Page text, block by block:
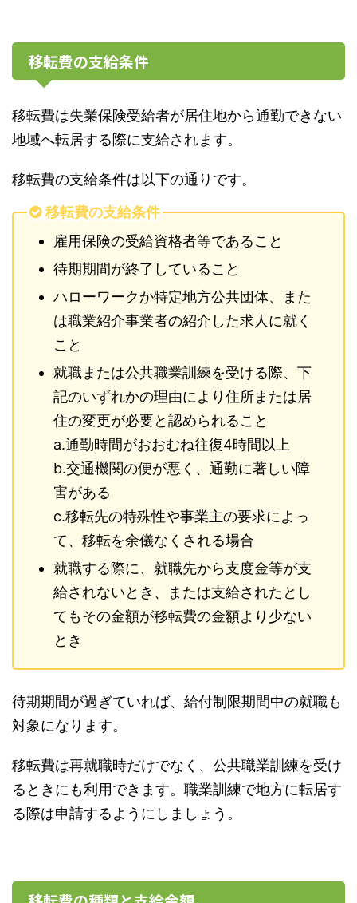
移転費の支給条件
移転費は失業保険受給者が居住地から通勤できない
地域へ転居する際に支給されます。
移転費の支給条件は以下の通りです。
移転費の支給条件
雇用保険の受給資格者等であること
待期期間が終了していること
ハローワークか特定地方公共団体、また
は職業紹介事業者の紹介した求人に就く
こと
就職または公共職業訓練を受ける際、下
記のいずれかの理由により住所または居
住の変更が必要と認められること
a.通勤時間がおおむね往復4時間以上
b.交通機関の便が悪く、通勤に著しい障
害がある
c.移転先の特殊性や事業主の要求によっ
て、移転を余儀なくされる場合
就職する際に、就職先から支度金等が支
給されないとき、または支給されたとし
てもその金額が移転費の金額より少ない
とき
待期期間が過ぎていれば、給付制限期間中の就職も
対象になります。
移転費は再就職時だけでなく、公共職業訓練を受け
るときにも利用できます。職業訓練で地方に転居す
る際は申請するようにしましょう。